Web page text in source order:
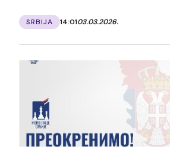
SRBIJA 14:0103.03.2026.